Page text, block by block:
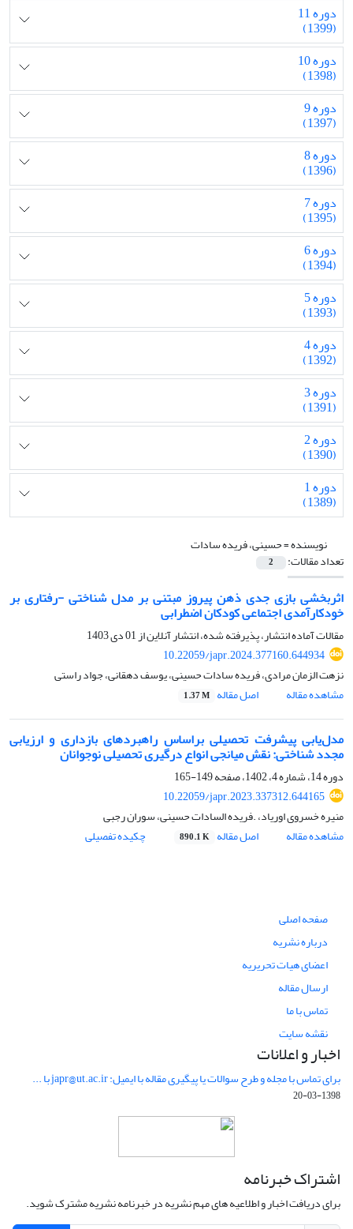
دوره 11
(1399)
دوره 10
(1398)
دوره 9
(1397)
دوره 8
(1396)
دوره 7
(1395)
دوره 6
(1394)
دوره 5
(1393)
دوره 4
(1392)
دوره 3
(1391)
دوره 2
(1390)
دوره 1
(1389)
نویسنده =حسینی، فریده سادات
تعداد مقالات: 2
اثربخشی بازی جدی ذهن پیروز مبتنی بر مدل شناختی -رفتاری بر
خودکارآمدی اجتماعی کودکان اضطرابی
مقالات آماده انتشار، پذیرفته شده، انتشار آنلاین از01 دی 1403
10.22059/japr.2024.377160.644934
نزهت الزمان مرادی، فریده سادات حسینی، یوسف دهقانی، جواد راستی
مشاهده مقاله
اصل مقاله 1.37 M
مدل‌یابی پیشرفت تحصیلی براساس راهبردهای بازداری و ارزیابی
مجدد شناختی: نقش میانجی انواع درگیری تحصیلی نوجوانان
دوره 14، شماره 4، 1402، صفحه
149-165
10.22059/japr.2023.337312.644165
منیره خسروی اوریاد، .فریده السادات حسینی، سوران رجبی
مشاهده مقاله
اصل مقاله 890.1 K چکیده تفصیلی
صفحه اصلی
درباره نشریه
اعضای هیات تحریریه
ارسال مقاله
تماس با ما
نقشه سایت
اخبار و اعلانات
برای تماس با مجله و طرح سوالات یا پیگیری مقاله با ایمیل: japr@ut.ac.ir با ...
1398-03-20
اشتراک خبرنامه
برای دریافت اخبار و اطلاعیه های مهم نشریه در خبرنامه نشریه مشترک شوید.